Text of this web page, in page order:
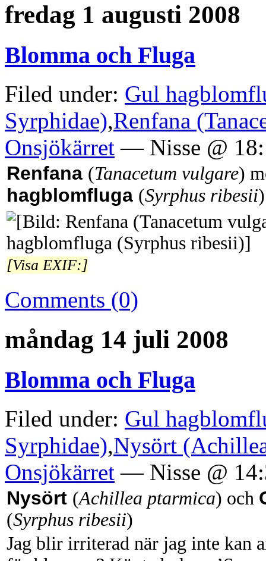
fredag 1 augusti 2008
Blomma och Fluga
Filed under: Gul
Syrphidae),Renfana
Onsjökärret — Nisse @
Renfana (Tanacetum vulgare)
hagblomfluga (Syrphus ribesii)
[Visa EXIF:]
Comments (0)
måndag 14 juli 2008
Blomma och Fluga
Filed under: Gul
Syrphidae),Nysört
Onsjökärret — Nisse @
Nysört (Achillea ptarmica) och
(Syrphus ribesii)
Jag blir irriterad när jag inte kan